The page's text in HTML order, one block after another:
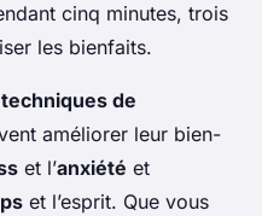
cinq minutes, trois
les bienfaits.
techniques de
améliorer leur bien-
et l’anxiété et
et l’esprit. Que vous